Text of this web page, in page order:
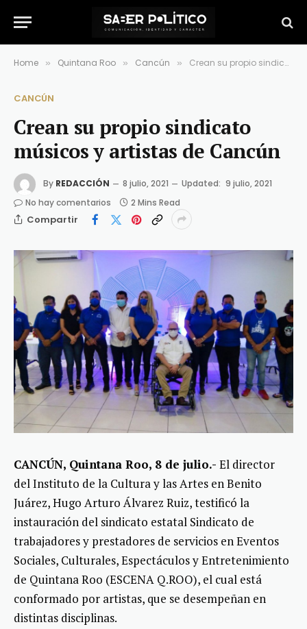
Home » Quintana Roo » Cancún » Crean su propio sindicato músicos y artistas de Cancún
CANCÚN
Crean su propio sindicato
músicos y artistas de Cancún
By REDACCIÓN 8 julio, 2021 Updated: 9 julio, 2021
No hay comentarios
2 Mins Read
Compartir
CANCÚN, Quintana Roo, 8 de julio.- El director
del Instituto de la Cultura y las Artes en Benito
Juárez, Hugo Arturo Álvarez Ruiz, testificó la
instauración del sindicato estatal Sindicato de
trabajadores y prestadores de servicios en Eventos
Sociales, Culturales, Espectáculos y Entretenimiento
de Quintana Roo (ESCENA Q.ROO), el cual está
conformado por artistas, que se desempeñan en
distintas disciplinas.